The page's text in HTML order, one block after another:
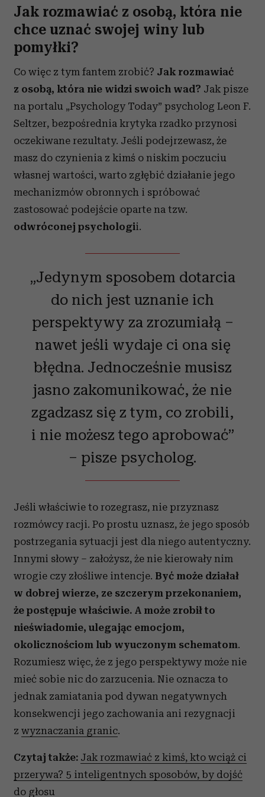
korzystasz z naszej witryny, udostępniamy partnerom
społecznościowym, reklamowym i analitycznym.
Partnerzy mogą połączyć te informacje z innymi danymi
otrzymanymi od Ciebie lub uzyskanymi podczas
Jak rozmawiać z osobą, która nie
chce uznać swojej winy lub
pomyłki?
Co więc z tym fantem zrobić? Jak rozmawiać
z osobą, która nie widzi swoich wad? Jak pisze
na portalu „Psychology Today” psycholog Leon F.
Seltzer, bezpośrednia krytyka rzadko przynosi
oczekiwane rezultaty. Jeśli podejrzewasz, że
masz do czynienia z kimś o niskim poczuciu
własnej wartości, warto zgłębić działanie jego
mechanizmów obronnych i spróbować
zastosować podejście oparte na tzw.
odwróconej psychologii.
„Jedynym sposobem dotarcia
do nich jest uznanie ich
perspektywy za zrozumiałą –
nawet jeśli wydaje ci ona się
błędna. Jednocześnie musisz
jasno zakomunikować, że nie
zgadzasz się z tym, co zrobili,
i nie możesz tego aprobować”
– pisze psycholog.
Jeśli właściwie to rozegrasz, nie przyznasz
rozmówcy racji. Po prostu uznasz, że jego sposób
postrzegania sytuacji jest dla niego autentyczny.
Innymi słowy – założysz, że nie kierowały nim
wrogie czy złośliwe intencje. Być może działał
w dobrej wierze, ze szczerym przekonaniem,
że postępuje właściwie. A może zrobił to
nieświadomie, ulegając emocjom,
okolicznościom lub wyuczonym schematom.
Rozumiesz więc, że z jego perspektywy może nie
mieć sobie nic do zarzucenia. Nie oznacza to
jednak zamiatania pod dywan negatywnych
konsekwencji jego zachowania ani rezygnacji
z wyznaczania granic.
Czytaj także: Jak rozmawiać z kimś, kto wciąż ci
przerywa? 5 inteligentnych sposobów, by dojść
do głosu